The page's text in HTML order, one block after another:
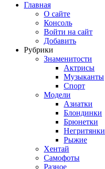
Главная
О сайте
Консоль
Войти на сайт
Добавить
Рубрики
Знаменитости
Актрисы
Музыканты
Спорт
Модели
Азиатки
Блондинки
Брюнетки
Негритянки
Рыжие
Хентай
Самофоты
Разное